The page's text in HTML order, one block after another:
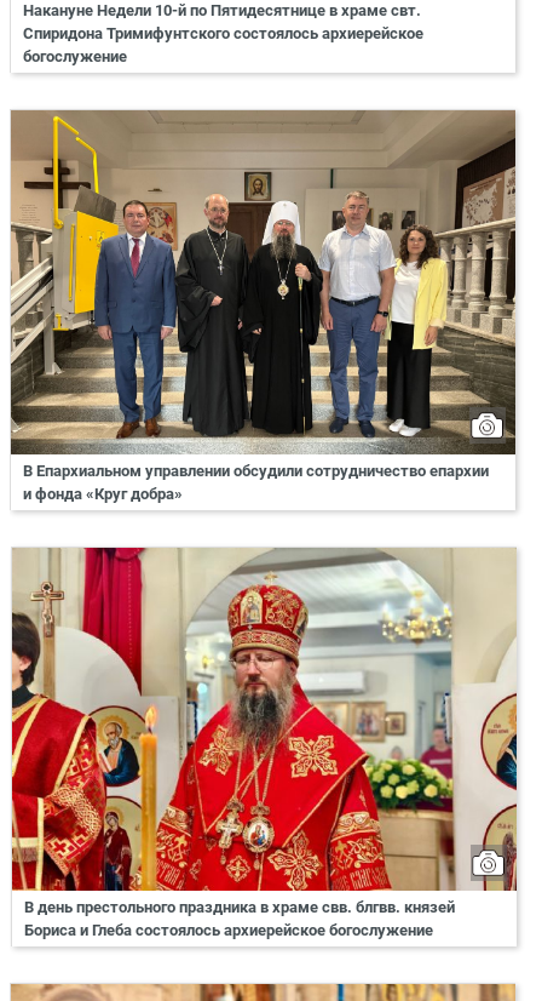
Накануне Недели 10-й по Пятидесятнице в храме свт.
Спиридона Тримифунтского состоялось архиерейское
богослужение
В Епархиальном управлении обсудили сотрудничество епархии
и фонда «Круг добра»
В день престольного праздника в храме свв. блгвв. князей
Бориса и Глеба состоялось архиерейское богослужение